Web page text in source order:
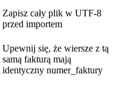
Zapisz cały plik w UTF-8
przed importem
Upewnij się, że wiersze z tą
samą fakturą mają
identyczny numer_faktury